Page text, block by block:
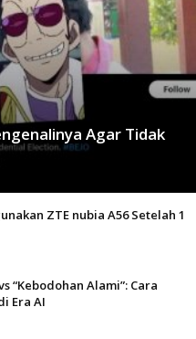
Agar Tidak
ZTE nubia A56 Setelah 1
“Kebodohan Alami”: Cara
Era AI